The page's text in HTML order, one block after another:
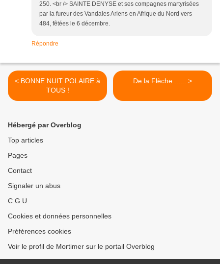
250. <br /> SAINTE DENYSE et ses compagnes martyrisées
par la fureur des Vandales Ariens en Afrique du Nord vers
484, fêtées le 6 décembre.
Répondre
< BONNE NUIT POLAIRE à
TOUS !
De la Flèche ...... >
Hébergé par Overblog
Top articles
Pages
Contact
Signaler un abus
C.G.U.
Cookies et données personnelles
Préférences cookies
Voir le profil de Mortimer sur le portail Overblog